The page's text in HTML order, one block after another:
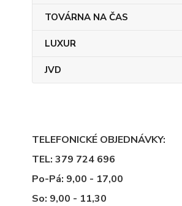
TOVÁRNA NA ČAS
LUXUR
JVD
TELEFONICKÉ OBJEDNÁVKY:
TEL: 379 724 696
Po-Pá: 9,00 - 17,00
So: 9,00 - 11,30